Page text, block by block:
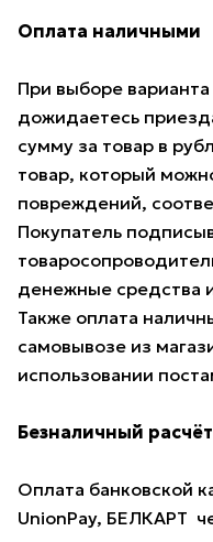
Оплата наличными
При выборе
дожидаетесь
сумму за товар в
товар, который
повреждений,
Покупатель
денежные средства
Также оплата
самовывозе из
использовании
Безналичный расчёт
Оплата банковской
UnionPay, БЕЛКАРТ